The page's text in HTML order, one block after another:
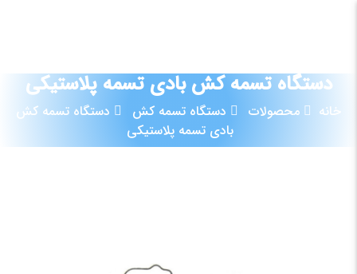
دستگاه تسمه کش بادی تسمه پلاستیکی
خانه محصولات دستگاه تسمه کش
دستگاه تسمه کش
بادی تسمه پلاستیکی